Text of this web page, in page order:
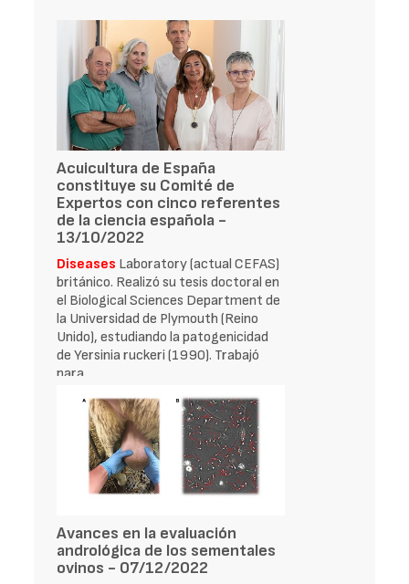
Acuicultura de España
constituye su Comité de
Expertos con cinco referentes
de la ciencia española -
13/10/2022
Diseases Laboratory (actual CEFAS)
británico. Realizó su tesis doctoral en
el Biological Sciences Department de
la Universidad de Plymouth (Reino
Unido), estudiando la patogenicidad
de Yersinia ruckeri (1990). Trabajó
para
Avances en la evaluación
andrológica de los sementales
ovinos - 07/12/2022